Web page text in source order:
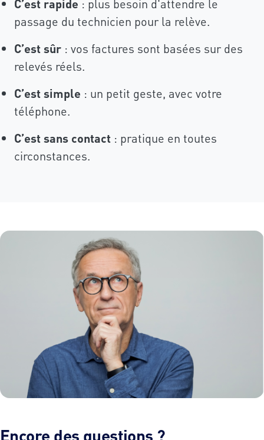
C’est rapide : plus besoin d'attendre le
passage du technicien pour la relève.
C’est sûr : vos factures sont basées sur des
relevés réels.
C’est simple : un petit geste, avec votre
téléphone.
C’est sans contact : pratique en toutes
circonstances.
Encore des questions ?